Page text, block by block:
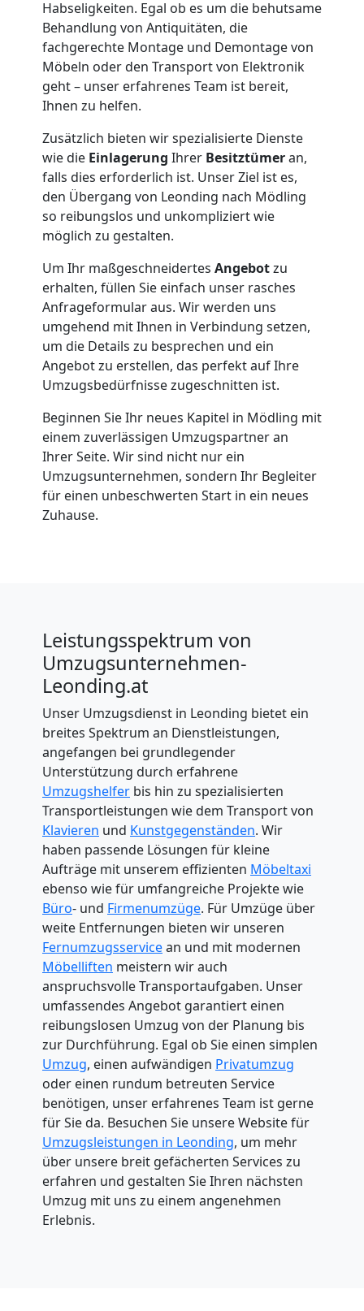
Habseligkeiten. Egal ob es um die behutsame
Behandlung von Antiquitäten, die
fachgerechte Montage und Demontage von
Möbeln oder den Transport von Elektronik
geht – unser erfahrenes Team ist bereit,
Ihnen zu helfen.
Zusätzlich bieten wir spezialisierte Dienste
wie die Einlagerung Ihrer Besitztümeran,
falls dies erforderlich ist. Unser Ziel ist es,
den Übergang von Leonding nach Mödling
so reibungslos und unkompliziert wie
möglich zu gestalten.
Um Ihr maßgeschneidertes Angebotzu
erhalten, füllen Sie einfach unser rasches
Anfrageformular aus. Wir werden uns
umgehend mit Ihnen in Verbindung setzen,
um die Details zu besprechen und ein
Angebot zu erstellen, das perfekt auf Ihre
Umzugsbedürfnisse zugeschnitten ist.
Beginnen Sie Ihr neues Kapitel in Mödling mit
einem zuverlässigen Umzugspartner an
Ihrer Seite. Wir sind nicht nur ein
Umzugsunternehmen, sondern Ihr Begleiter
für einen unbeschwerten Start in ein neues
Zuhause.
Leistungsspektrum von
Umzugsunternehmen-
Leonding.at
Unser Umzugsdienst in Leonding bietet ein
breites Spektrum an Dienstleistungen,
angefangen bei grundlegender
Unterstützung durch erfahrene
Umzugshelfer bis hin zu spezialisierten
Transportleistungen wie dem Transport von
Klavieren und Kunstgegenständen. Wir
haben passende Lösungen für kleine
Aufträge mit unserem effizienten Möbeltaxi
ebenso wie für umfangreiche Projekte wie
Büro- und Firmenumzüge. Für Umzüge über
weite Entfernungen bieten wir unseren
Fernumzugsservicean und mit modernen
Möbelliften meistern wir auch
anspruchsvolle Transportaufgaben. Unser
umfassendes Angebot garantiert einen
reibungslosen Umzug von der Planung bis
zur Durchführung. Egal ob Sie einen simplen
Umzug, einen aufwändigen Privatumzug
oder einen rundum betreuten Service
benötigen, unser erfahrenes Team ist gerne
für Sie da. Besuchen Sie unsere Website für
Umzugsleistungen in Leonding, um mehr
über unsere breit gefächerten Services zu
erfahren und gestalten Sie Ihren nächsten
Umzug mit uns zu einem angenehmen
Erlebnis.